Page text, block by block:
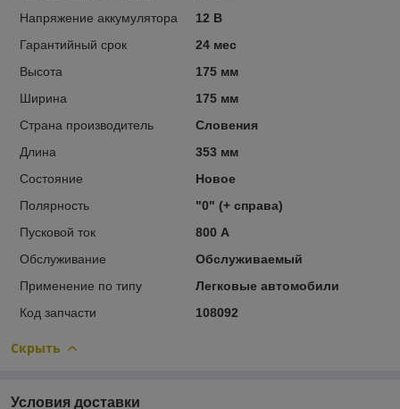
Напряжение аккумулятора
12 В
Гарантийный срок
24 мес
Высота
175 мм
Ширина
175 мм
Страна производитель
Словения
Длина
353 мм
Состояние
Новое
Полярность
"0" (+ справа)
Пусковой ток
800 А
Обслуживание
Обслуживаемый
Применение по типу
Легковые автомобили
Код запчасти
108092
Скрыть
Условия доставки